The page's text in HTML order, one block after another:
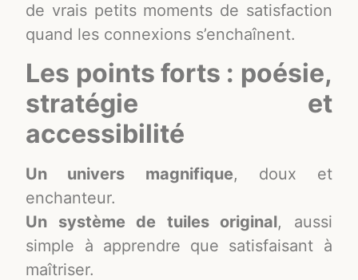
de vrais petits moments de satisfaction
quand les connexions s’enchaînent.
Les points forts : poésie,
stratégie et
accessibilité
Un univers magnifique, doux et
enchanteur.
Un système de tuiles original, aussi
simple à apprendre que satisfaisant à
maîtriser.